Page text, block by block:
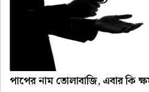
পাপের নাম তোলাবাজি, এবার কি